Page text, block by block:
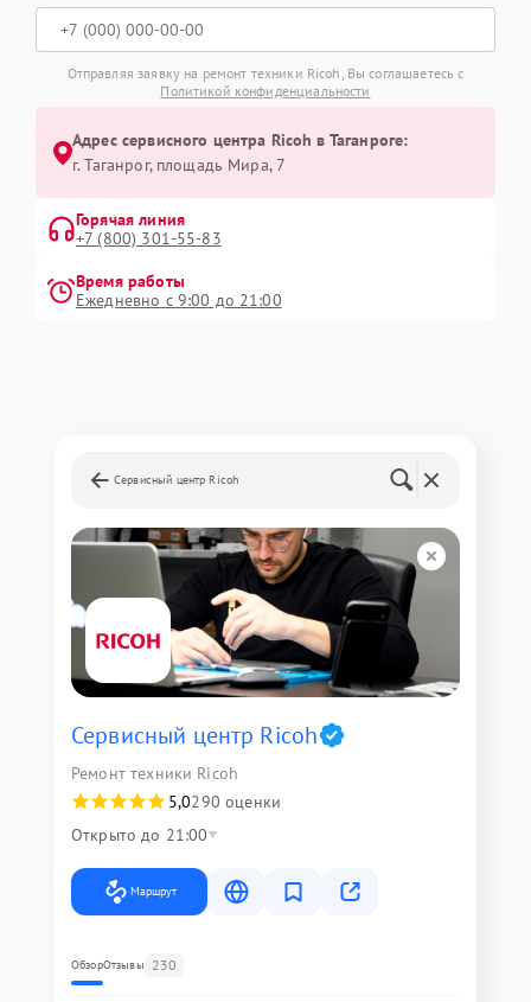
Отправляя заявку на ремонт техники Ricoh, Вы соглашаетесь с
Политикой конфиденциальности
Адрес сервисного центра Ricoh в Таганроге:
г. Таганрог, площадь Мира, 7
Горячая линия
+7 (800) 301-55-83
Время работы
Ежедневно с 9:00 до 21:00
Сервисный центр Ricoh
Сервисный центр Ricoh
Ремонт техники Ricoh
5,0290 оценки
Открыто до 21:00
Маршрут
ОбзорОтзывы 230